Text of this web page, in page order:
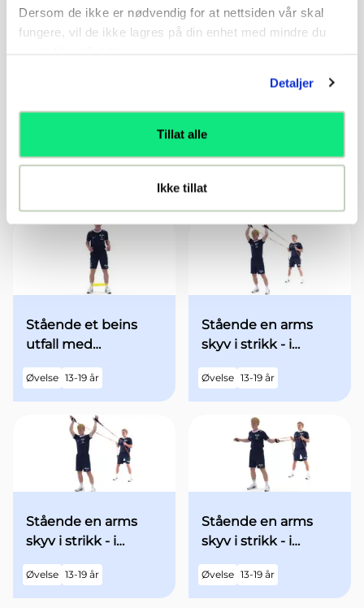
Dersom de ikke er nødvendig for at nettsiden vår skal
fungere, vil de ikke lagres på din enhet med mindre du
Detaljer
Tillat alle
Ikke tillat
Variasjoner
Arm drag i ulik retning - fremover
Relaterte øvelser
Stående et beins
utfall med
utgangsstilling
Øvelse 13-19 år
Stående en arms
skyv i strikk - i
begge armene over
hodet - med økt fart
Øvelse 13-19 år
Stående en arms
skyv i strikk - i
utgangsstilling med
begge armene over
hodet
Øvelse 13-19 år
Stående en arms
skyv i strikk - i
utgangsstilling med
begge armene
"90grader" ut til
Øvelse 13-19 år